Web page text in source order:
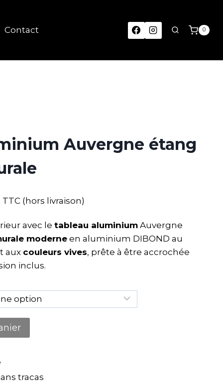
Contact 0
Auvergne étang
TTC (hors livraison)
avec le tableau aluminiumAuvergne
moderneen aluminium DIBOND au
aux couleurs vives, prête à être accrochée
inclus.
tracas